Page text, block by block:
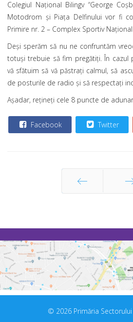
Colegiul Național Bilingv “George
Motodrom și Piața Delfinului vor fi
Primire nr. 2 – Complex Sportiv Național
Deși sperăm să nu ne confruntăm
totuși trebuie să fim pregătiți. În cazul
vă sfătuim să vă păstrați calmul, să
de posturile de radio și să respectați
Așadar, rețineți cele 8 puncte de
Facebook Twitter
© 2026 Primăria